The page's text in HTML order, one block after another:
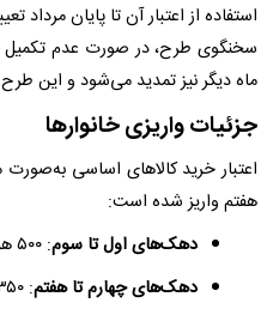
استفاده از اعتبار آن تا پایان مرداد
سخنگوی طرح، در صورت عدم
ماه دیگر نیز تمدید می‌شود و این
جزئیات واریزی خانوارها
اعتبار خرید کالاهای اساسی
هفتم واریز شده است:
دهک‌های اول تا سوم: ۵۰۰ هزار تومان
دهک‌های چهارم تا هفتم: ۳۵۰ هزار تومان